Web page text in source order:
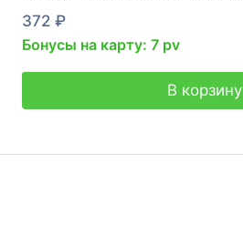
372 ₽
Бонусы на карту: 7 pv
В корзину